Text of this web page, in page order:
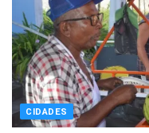
CIDADES